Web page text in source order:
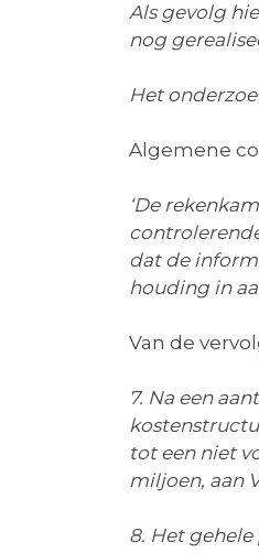
Als gevolg
nog
Het
Algemene
‘De
dat de
houding in
Van de
7. Na een
tot een niet
miljoen, aan
8. Het